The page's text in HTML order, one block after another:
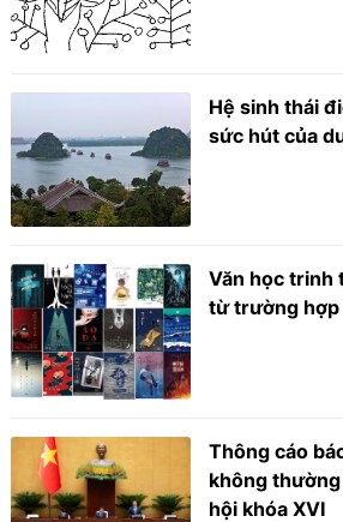
Hệ sinh thái
sức hút của
Văn học trinh
từ trường hợp
Thông cáo
không
hội khóa XVI